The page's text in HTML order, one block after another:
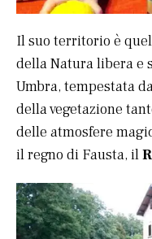
Il suo territorio è
della Natura libera e
Umbra, tempestata
della vegetazione
delle atmosfere
il regno di Fausta, il